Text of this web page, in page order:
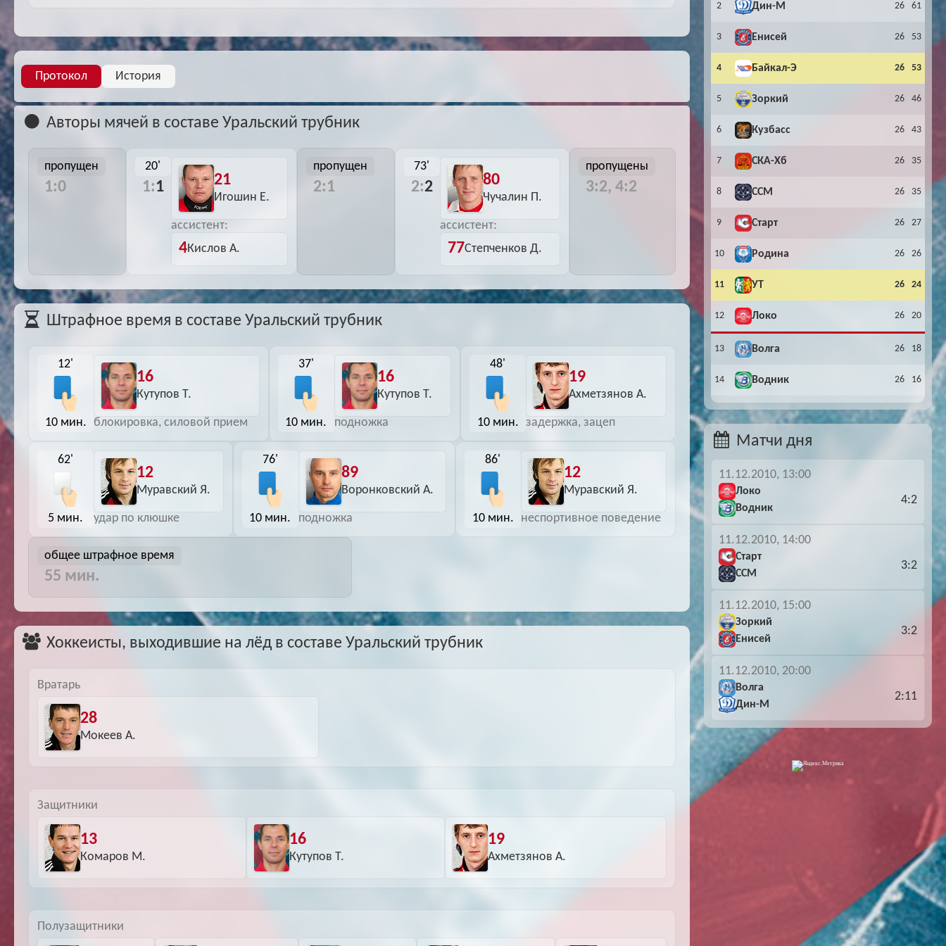
Хоккей — КХЛ
Hound: блог болельщика
Ragnar: блог болельщика
Протокол История
Авторы мячей в составе Уральский трубник
пропущен
1:0
20'
1:1 21
Игошин Е.
ассистент:
4Кислов А.
пропущен
2:1
73'
2:2 80
Чучалин П.
ассистент:
77Степченков Д.
пропущены
3:2, 4:2
Штрафное время в составе Уральский трубник
12'
10 мин.
16
Кутупов Т.
блокировка, силовой прием
37'
10 мин.
16
Кутупов Т.
подножка
48'
10 мин.
19
Ахметзянов А.
задержка, зацеп
62'
5 мин.
12
Муравский Я.
удар по клюшке
76'
10 мин.
89
Воронковский А.
подножка
86'
10 мин.
12
Муравский Я.
неспортивное поведение
общее штрафное время
55 мин.
Хоккеисты, выходившие на лёд в составе Уральский трубник
Вратарь
28
Мокеев А.
Защитники
13
Комаров М.
16
Кутупов Т.
19
Ахметзянов А.
Полузащитники
2 Дин-М 26 61
3 Енисей 26 53
4 Байкал-Э 26 53
5 Зоркий 26 46
6 Кузбасс 26 43
7 СКА-Хб 26 35
8 ССМ 26 35
9 Старт 26 27
10 Родина 26 26
11 УТ 26 24
12 Локо 26 20
13 Волга 26 18
14 Водник 26 16
Матчи дня
11.12.2010, 13:00
Локо
Водник
4:2
11.12.2010, 14:00
Старт
ССМ
3:2
11.12.2010, 15:00
Зоркий
Енисей
3:2
11.12.2010, 20:00
Волга
Дин-М
2:11